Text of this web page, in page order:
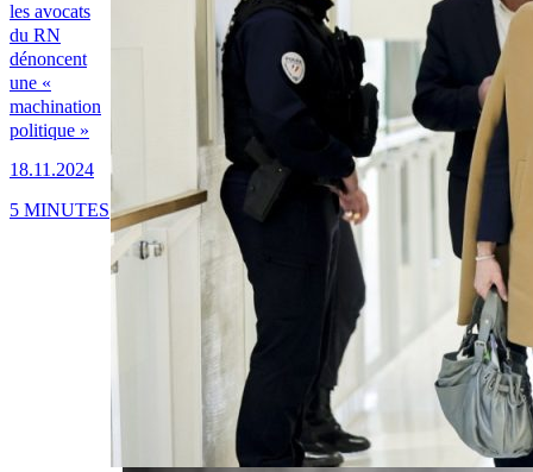
les avocats
du RN
dénoncent
une «
machination
politique »
18.11.2024
5 MINUTES